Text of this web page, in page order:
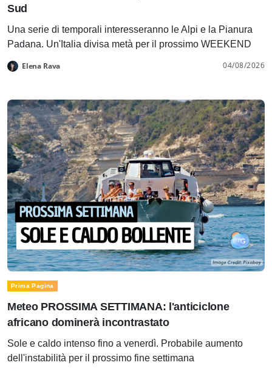
Sud
Una serie di temporali interesseranno le Alpi e la Pianura
Padana. Un'Italia divisa metà per il prossimo WEEKEND
Elena Rava 04/08/2026
Prima Pagina
Meteo PROSSIMA SETTIMANA: l'anticiclone
africano dominerà incontrastato
Sole e caldo intenso fino a venerdì. Probabile aumento
dell'instabilità per il prossimo fine settimana